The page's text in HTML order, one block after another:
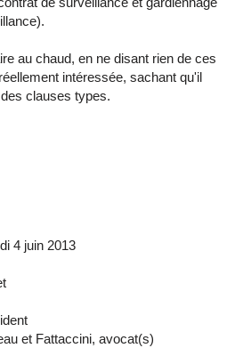
au chaud, en ne disant rien de ces
intéressée, sachant qu'il
clauses types.
4 juin 2013
et Fattaccini, avocat(s)